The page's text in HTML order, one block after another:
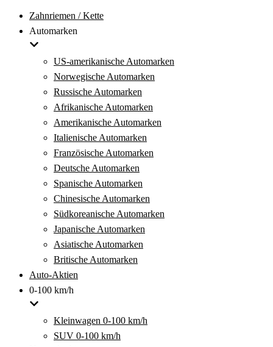
Zahnriemen / Kette
Automarken
US-amerikanische Automarken
Norwegische Automarken
Russische Automarken
Afrikanische Automarken
Amerikanische Automarken
Italienische Automarken
Französische Automarken
Deutsche Automarken
Spanische Automarken
Chinesische Automarken
Südkoreanische Automarken
Japanische Automarken
Asiatische Automarken
Britische Automarken
Auto-Aktien
0-100 km/h
Kleinwagen 0-100 km/h
SUV 0-100 km/h